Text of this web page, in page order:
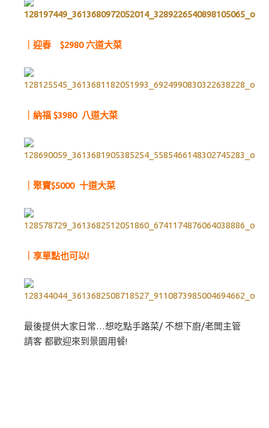
｜迎春 $2980 六道大菜
｜納福 $3980 八道大菜
｜聚寶$5000 十道大菜
｜享單點也可以!
最後提供大家日常…想吃點手路菜/ 不想下廚/老闆主管
請客 都歡迎來到景園用餐!